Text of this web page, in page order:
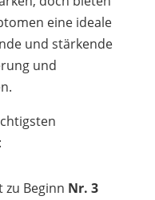
eine ideale
und stärkende
und
zu Beginn Nr. 3